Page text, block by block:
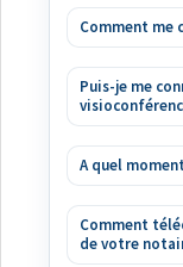
Comment me
Puis-je me
A quel
Comment
de votre